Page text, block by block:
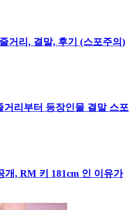
거리, 결말, 후기 (스포주의)
거리부터 등장인물 결말 스포
개, RM 키 181cm 인 이유가